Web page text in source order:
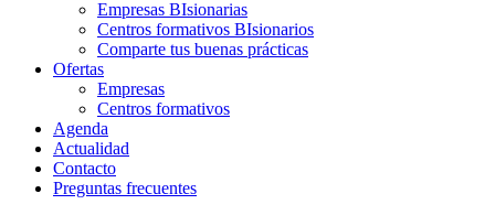
Empresas BIsionarias
Centros formativos BIsionarios
Comparte tus buenas prácticas
Ofertas
Empresas
Centros formativos
Agenda
Actualidad
Contacto
Preguntas frecuentes